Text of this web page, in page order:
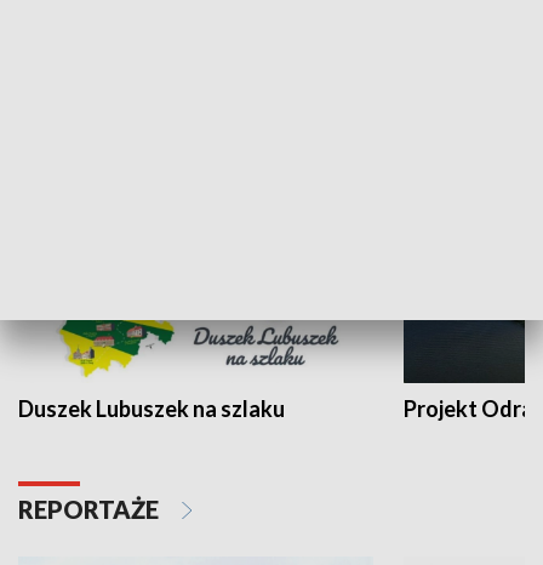
Duszek Lubuszek na szlaku Projekt Odra
REPORTAŻE